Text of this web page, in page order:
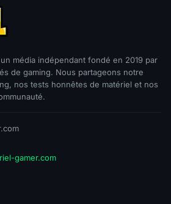
média indépendant fondé en 2019 par
de gaming. Nous partageons notre
nos tests honnêtes de matériel et nos
gamer.com